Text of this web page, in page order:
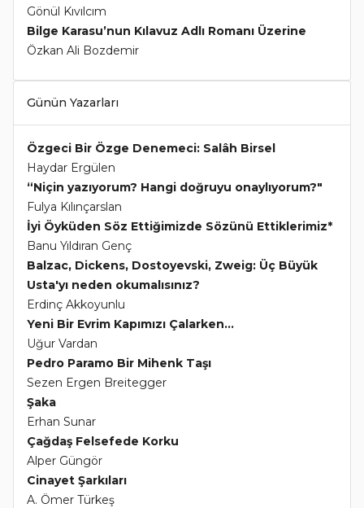
Gönül Kıvılcım
Bilge Karasu’nun Kılavuz Adlı Romanı Üzerine
Özkan Ali Bozdemir
Günün Yazarları
Özgeci Bir Özge Denemeci: Salâh Birsel
Haydar Ergülen
“Niçin yazıyorum? Hangi doğruyu onaylıyorum?"
Fulya Kılınçarslan
İyi Öyküden Söz Ettiğimizde Sözünü Ettiklerimiz*
Banu Yıldıran Genç
Balzac, Dickens, Dostoyevski, Zweig: Üç Büyük
Usta'yı neden okumalısınız?
Erdinç Akkoyunlu
Yeni Bir Evrim Kapımızı Çalarken...
Uğur Vardan
Pedro Paramo Bir Mihenk Taşı
Sezen Ergen Breitegger
Şaka
Erhan Sunar
Çağdaş Felsefede Korku
Alper Güngör
Cinayet Şarkıları
A. Ömer Türkeş